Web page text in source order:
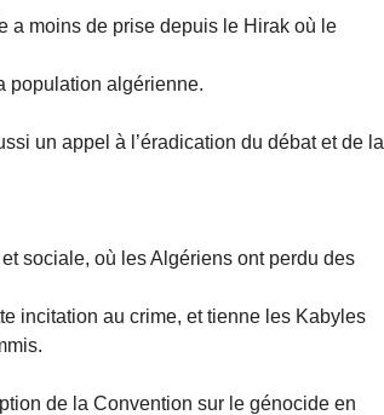
a moins de prise depuis le Hirak où le
population algérienne.
un appel à l’éradication du débat et de la
sociale, où les Algériens ont perdu des
incitation au crime, et tienne les Kabyles
de la Convention sur le génocide en